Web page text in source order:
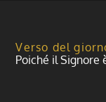
Verso del
Poiché il